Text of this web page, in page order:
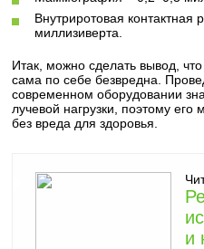
Внутриротовая контактная
миллизиверта.
Итак, можно сделать вывод,
сама по себе безвредна.
современном оборудовании
лучевой нагрузки, поэтому его
без вреда для здоровья.
и